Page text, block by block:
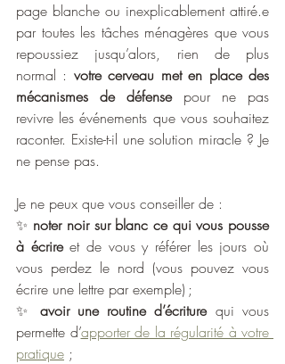
page blanche ou inexplicablement attiré.e
par toutes les tâches ménagères que vous
repoussiez jusqu’alors, rien de plus
normal : votre cerveau met en place des
mécanismes de défense pour ne pas
revivre les événements que vous souhaitez
raconter. Existe-t-il une solution miracle ? Je
ne pense pas.
Je ne peux que vous conseiller de :
✨ noter noir sur blanc ce qui vous pousse
à écrire et de vous y référer les jours où
vous perdez le nord (vous pouvez vous
écrire une lettre par exemple) ;
✨ avoir une routine d’écriture qui vous
permette d’apporter de la régularité à votre
pratique ;